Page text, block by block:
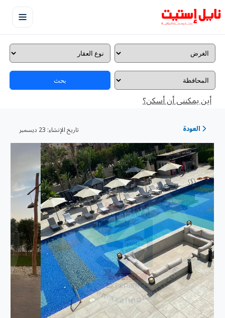
بحث
أين يمكننى أن أسكن؟
العودة تاريخ الإنشاء: